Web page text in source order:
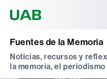
Fuentes de la Memoria
Noticias, recursos y
la memoria, el